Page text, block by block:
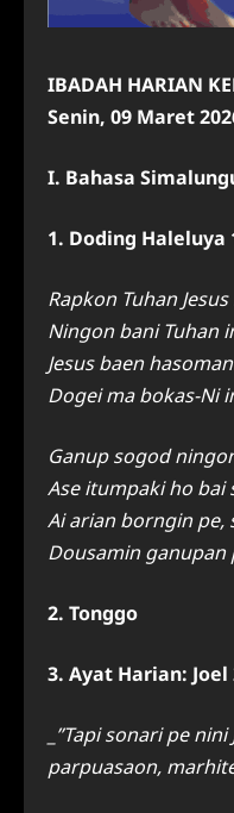
IBADAH HARIAN
Senin, 09 Maret
I. Bahasa
1. Doding Haleluya
Rapkon Tuhan
Ningon bani Tuhan
Jesus baen
Dogei ma bokas-Ni
Ganup sogod
Ase itumpaki ho bai
Ai arian borngin pe,
Dousamin ganupan
2. Tonggo
3. Ayat Harian: Joel
_”Tapi sonari pe
parpuasaon,